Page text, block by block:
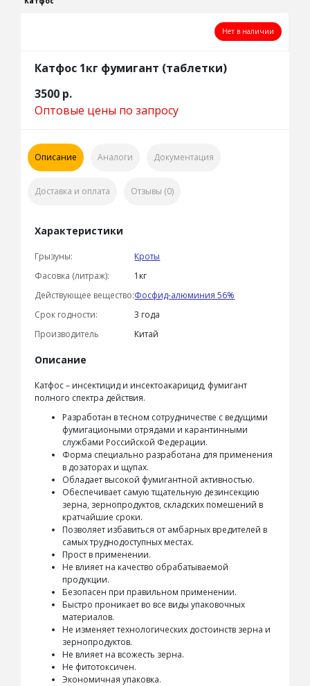
Нет в наличии
Катфос 1кг фумигант (таблетки)
3500 р.
Оптовые цены по запросу
Описание Аналоги Документация
Доставка и оплата Отзывы (0)
Характеристики
Грызуны:
Кроты
Фасовка (литраж):
1кг
Действующее вещество:Фосфид-алюминия 56%
Срок годности:
3 года
Производитель
Китай
Описание
Катфос – инсектицид и инсектоакарицид, фумигант
полного спектра действия.
Разработан в тесном сотрудничестве с ведущими
фумигациоными отрядами и карантинными
службами Российской Федерации.
Форма специально разработана для применения
в дозаторах и щупах.
Обладает высокой фумигантной активностью.
Обеспечивает самую тщательную дезинсекцию
зерна, зернопродуктов, складских помешений в
кратчайшие сроки.
Позволяет избавиться от амбарных вредителей в
самых труднодоступных местах.
Прост в применении.
Не влияет на качество обрабатываемой
продукции.
Безопасен при правильном применении.
Быстро проникает во все виды упаковочных
материалов.
Не изменяет технологических достоинств зерна и
зернопродуктов.
Не влияет на всожесть зерна.
Не фитотоксичен.
Экономичная упаковка.